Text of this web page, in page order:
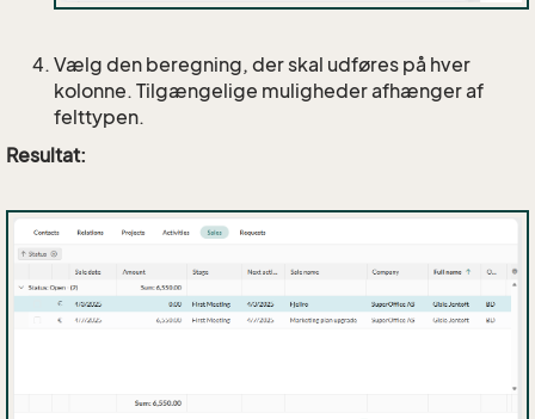
Vælg den beregning, der skal udføres på hver
kolonne. Tilgængelige muligheder afhænger af
felttypen.
Resultat: